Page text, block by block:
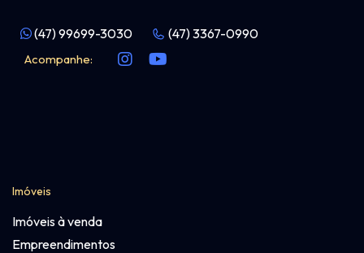
(47) 99699-3030 (47) 3367-0990
Acompanhe:
Imóveis
Imóveis à venda
Empreendimentos